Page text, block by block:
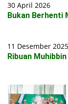
30 April 2026
Bukan Berhenti
11 Desember 2025
Ribuan